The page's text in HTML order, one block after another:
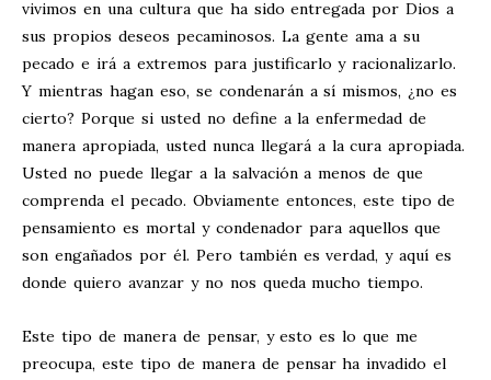
vivimos en una cultura que ha sido entregada por Dios a
sus propios deseos pecaminosos. La gente ama a su
pecado e irá a extremos para justificarlo y racionalizarlo.
Y mientras hagan eso, se condenarán a sí mismos, ¿no es
cierto? Porque si usted no define a la enfermedad de
manera apropiada, usted nunca llegará a la cura apropiada.
Usted no puede llegar a la salvación a menos de que
comprenda el pecado. Obviamente entonces, este tipo de
pensamiento es mortal y condenador para aquellos que
son engañados por él. Pero también es verdad, y aquí es
donde quiero avanzar y no nos queda mucho tiempo.
Este tipo de manera de pensar, y esto es lo que me
preocupa, este tipo de manera de pensar ha invadido el